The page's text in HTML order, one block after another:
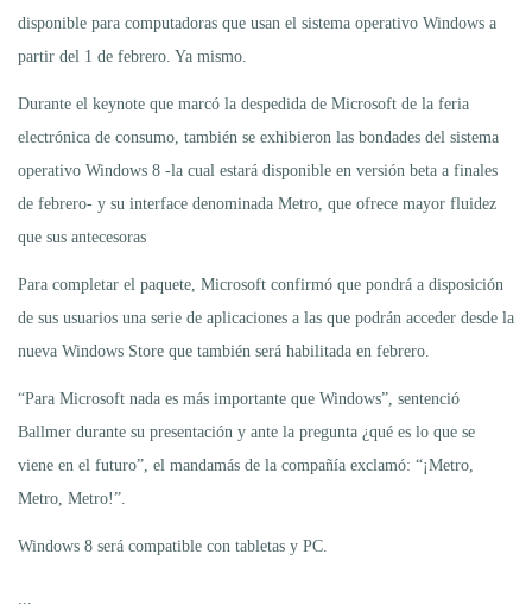
disponible para computadoras que usan el sistema operativo Windows a
partir del 1 de febrero. Ya mismo.
Durante el keynote que marcó la despedida de Microsoft de la feria
electrónica de consumo, también se exhibieron las bondades del sistema
operativo Windows 8 -la cual estará disponible en versión beta a finales
de febrero- y su interface denominada Metro, que ofrece mayor fluidez
que sus antecesoras
Para completar el paquete, Microsoft confirmó que pondrá a disposición
de sus usuarios una serie de aplicaciones a las que podrán acceder desde la
nueva Windows Store que también será habilitada en febrero.
“Para Microsoft nada es más importante que Windows”, sentenció
Ballmer durante su presentación y ante la pregunta ¿qué es lo que se
viene en el futuro”, el mandamás de la compañía exclamó: “¡Metro,
Metro, Metro!”.
Windows 8 será compatible con tabletas y PC.